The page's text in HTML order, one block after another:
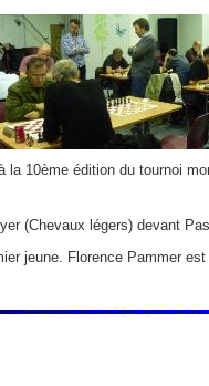
la 10ème édition du tournoi
(Chevaux légers) devant
jeune. Florence Pammer est